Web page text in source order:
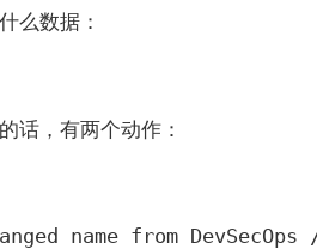
么数据：
话，有两个动作：
name from DevSecOps